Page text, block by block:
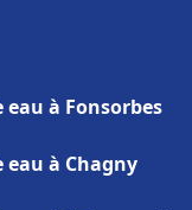
à Fonsorbes
à Chagny